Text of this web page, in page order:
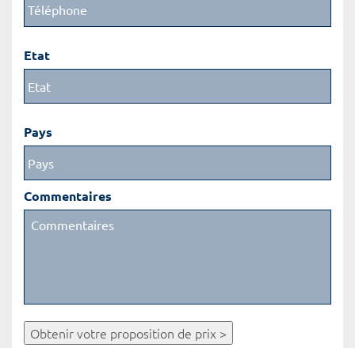
Etat
Pays
Commentaires
Obtenir votre proposition de prix >